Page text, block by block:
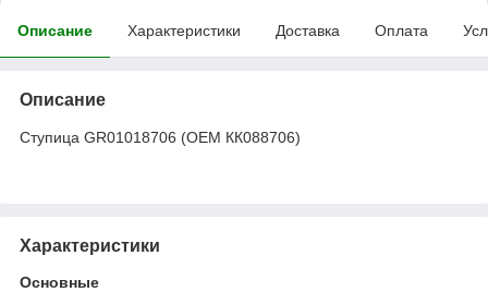
Описание Характеристики Доставка Оплата
Описание
Ступица GR01018706 (OEM КК088706)
Характеристики
Основные